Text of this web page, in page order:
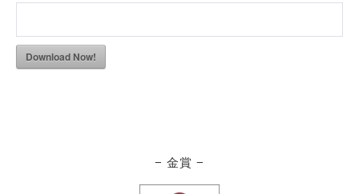
Download Now!
− 金賞 −